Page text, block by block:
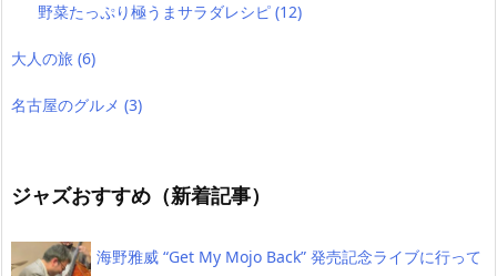
野菜たっぷり極うまサラダレシピ(12)
大人の旅 (6)
名古屋のグルメ (3)
ジャズおすすめ（新着記事）
海野雅威 “Get My Mojo Back” 発売記念ライブに行って